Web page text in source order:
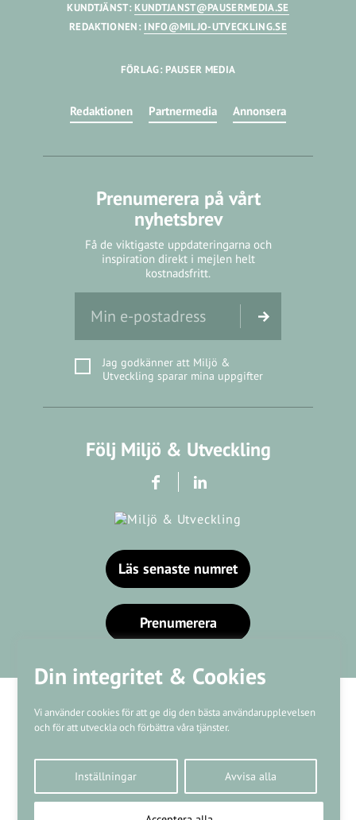
Din integritet & Cookies
Vi använder cookies för att ge dig den bästa användarupplevelsen
och för att utveckla och förbättra våra tjänster.
Inställningar Avvisa alla
KUNDTJÄNST: KUNDTJANST@PAUSERMEDIA.SE
REDAKTIONEN: INFO@MILJO-UTVECKLING.SE
FÖRLAG: PAUSER MEDIA
Redaktionen Partnermedia Annonsera
Prenumerera på vårt
nyhetsbrev
Få de viktigaste uppdateringarna och
inspiration direkt i mejlen helt
kostnadsfritt.
Jag godkänner att Miljö &
Utveckling sparar mina uppgifter
Följ Miljö & Utveckling
Läs senaste numret
Prenumerera
Kundtjänst